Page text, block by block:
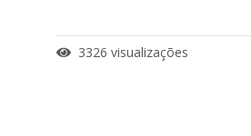
3326 visualizações